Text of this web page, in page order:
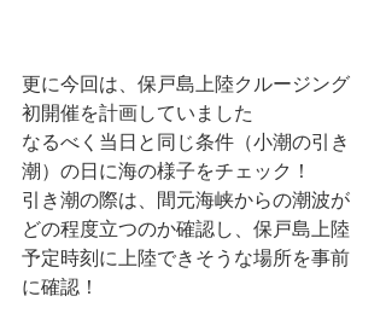
更に今回は、保戸島上陸クルージング
初開催を計画していました
なるべく当日と同じ条件（小潮の引き
潮）の日に海の様子をチェック！
引き潮の際は、間元海峡からの潮波が
どの程度立つのか確認し、保戸島上陸
予定時刻に上陸できそうな場所を事前
に確認！